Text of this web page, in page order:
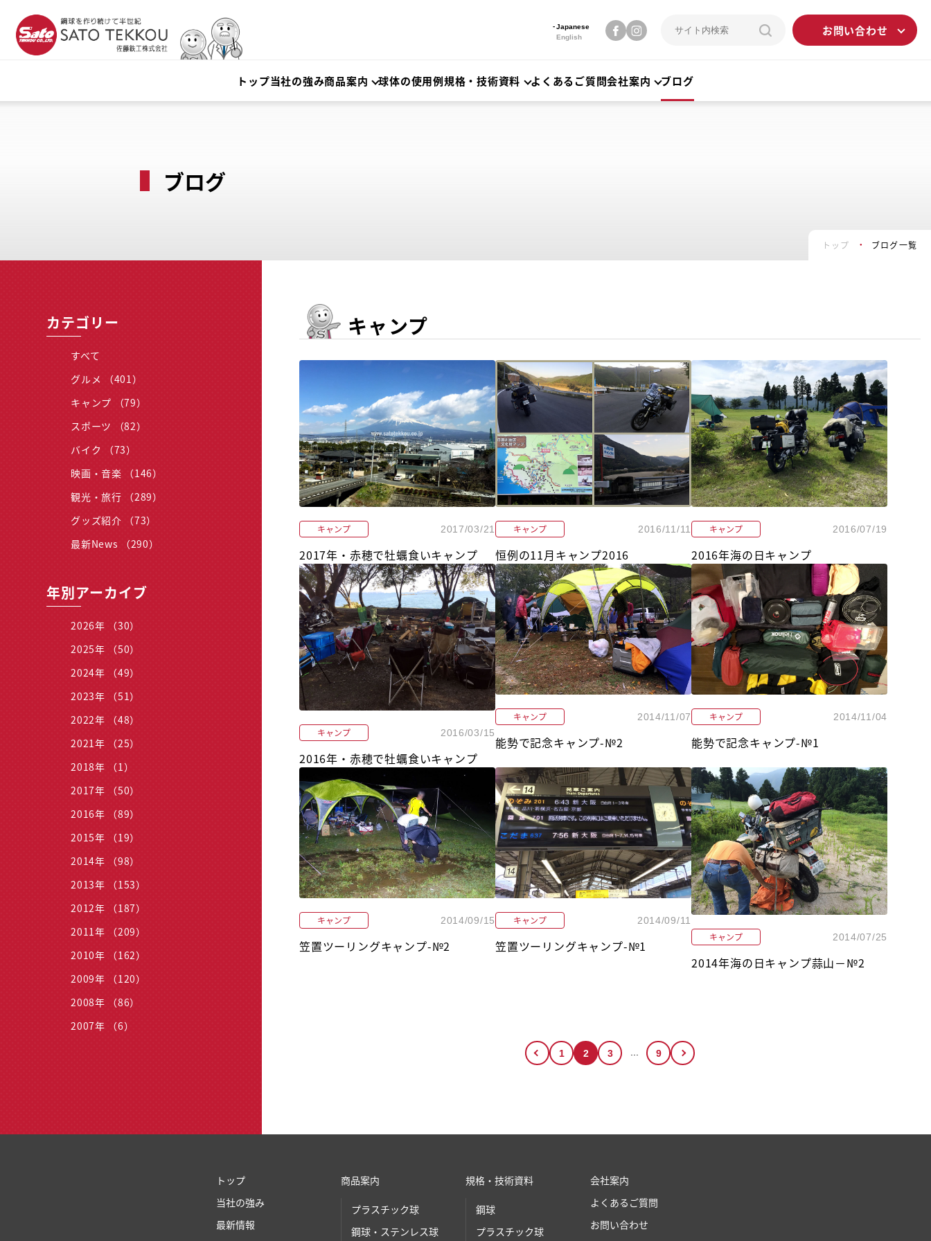
Japanese
English
お問い合わせ
トップ当社の強み商品案内 球体の使用例規格・技術資料 よくあるご質問会社案内 ブログ
ブログ
トップ ブログ一覧
キャンプ
キャンプ 2017/03/21
2017年・赤穂で牡蠣食いキャンプ
キャンプ 2016/11/11
恒例の11月キャンプ2016
キャンプ 2016/07/19
2016年海の日キャンプ
キャンプ 2016/03/15
2016年・赤穂で牡蠣食いキャンプ
キャンプ 2014/11/07
能勢で記念キャンプ-№2
キャンプ 2014/11/04
能勢で記念キャンプ-№1
キャンプ 2014/09/15
笠置ツーリングキャンプ-№2
キャンプ 2014/09/11
笠置ツーリングキャンプ-№1
キャンプ 2014/07/25
2014年海の日キャンプ蒜山－№2
1 2 3 9
カテゴリー
すべて
グルメ （401）
キャンプ （79）
スポーツ （82）
バイク （73）
映画・音楽 （146）
観光・旅行 （289）
グッズ紹介 （73）
最新News （290）
年別アーカイブ
2026年 （30）
2025年 （50）
2024年 （49）
2023年 （51）
2022年 （48）
2021年 （25）
2018年 （1）
2017年 （50）
2016年 （89）
2015年 （19）
2014年 （98）
2013年 （153）
2012年 （187）
2011年 （209）
2010年 （162）
2009年 （120）
2008年 （86）
2007年 （6）
トップ
当社の強み
最新情報
商品案内
プラスチック球
鋼球・ステンレス球
規格・技術資料
鋼球
プラスチック球
会社案内
よくあるご質問
お問い合わせ